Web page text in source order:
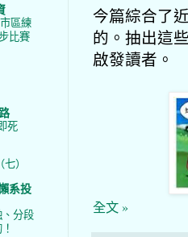
今篇綜合了
的。抽出這
啟發讀者。
全文 »
區練
比賽
死
）
系投
分段